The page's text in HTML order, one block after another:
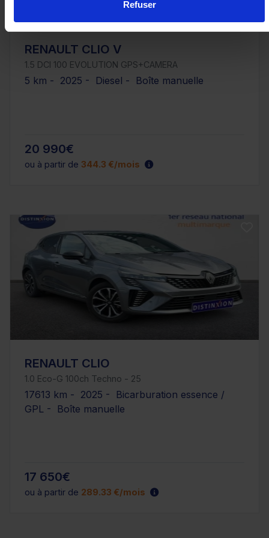
Refuser
RENAULT CLIO V
1.5 DCI 100 EVOLUTION GPS+CAMERA
5 km - 2025 - Diesel - Boîte manuelle
20 990€
ou à partir de 344.3 €/mois
RENAULT CLIO
1.0 Eco-G 100ch Techno - 25
17613 km - 2025 - Bicarburation essence /
GPL - Boîte manuelle
17 650€
ou à partir de 289.33 €/mois